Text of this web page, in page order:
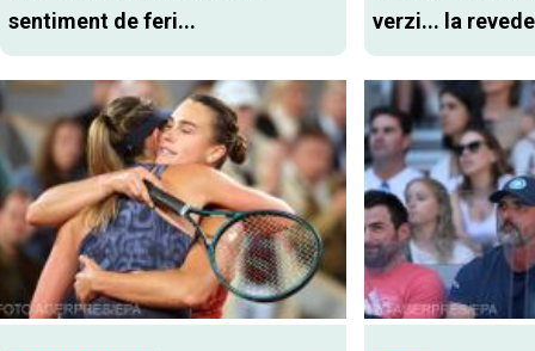
sentiment de feri...
verzi... la